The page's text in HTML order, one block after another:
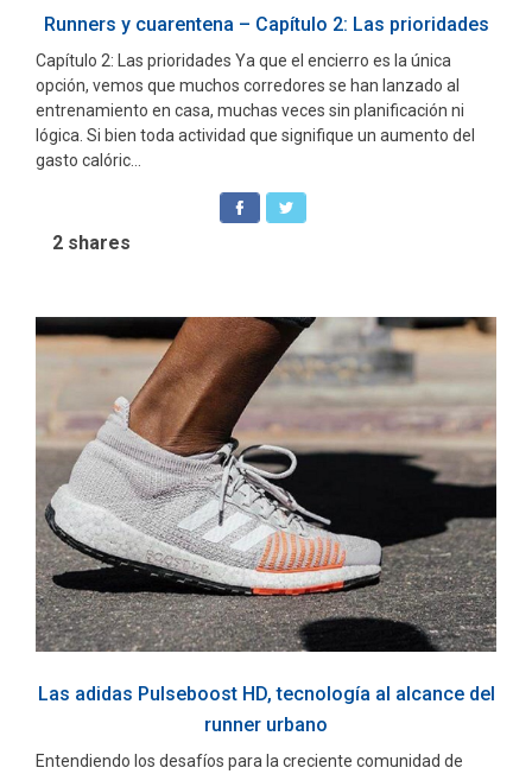
Runners y cuarentena – Capítulo 2: Las prioridades
Capítulo 2: Las prioridades Ya que el encierro es la única
opción, vemos que muchos corredores se han lanzado al
entrenamiento en casa, muchas veces sin planificación ni
lógica. Si bien toda actividad que signifique un aumento del
gasto calóric...
2 shares
Las adidas Pulseboost HD, tecnología al alcance del
runner urbano
Entendiendo los desafíos para la creciente comunidad de